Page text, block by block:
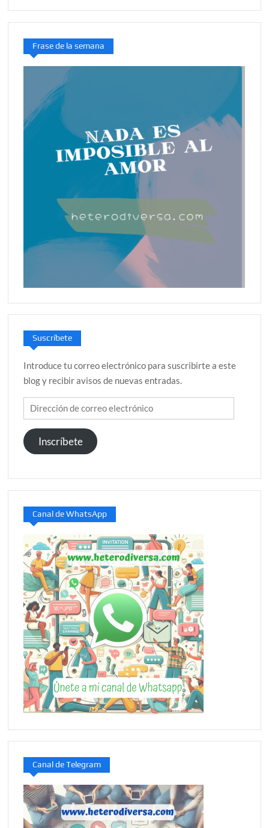
Frase de la semana
Suscríbete
Introduce tu correo electrónico para suscribirte a este
blog y recibir avisos de nuevas entradas.
Dirección
de
correo
electrónico
Inscríbete
Canal de WhatsApp
Canal de Telegram